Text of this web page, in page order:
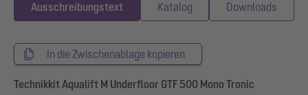
Ausschreibungstext Katalog Downloads
In die Zwischenablage kopieren
Technikkit Aqualift M Underfloor GTF 500 Mono Tronic